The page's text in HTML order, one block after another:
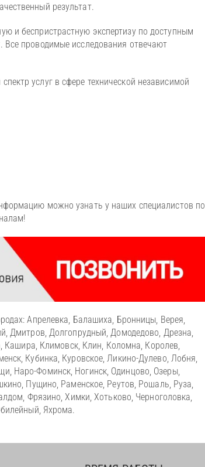
результат.
и беспристрастную экспертизу по доступным
проводимые исследования отвечают
услуг в сфере технической независимой
можно узнать у наших специалистов по
Апрелевка, Балашиха, Бронницы, Верея,
Дмитров, Долгопрудный, Домодедово, Дрезна,
Кашира, Климовск, Клин, Коломна, Королев,
Кубинка, Куровское, Ликино-Дулево, Лобня,
Наро-Фоминск, Ногинск, Одинцово, Озеры,
Пущино, Раменское, Реутов, Рошаль, Руза,
Фрязино, Химки, Хотьково, Черноголовка,
Яхрома.